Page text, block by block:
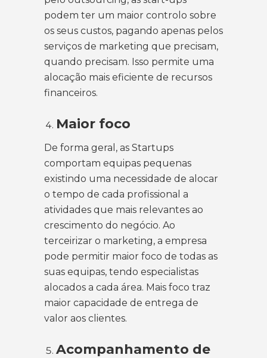
podem ter um maior controlo sobre
os seus custos, pagando apenas pelos
serviços de marketing que precisam,
quando precisam. Isso permite uma
alocação mais eficiente de recursos
financeiros.
Maior foco
De forma geral, as Startups
comportam equipas pequenas
existindo uma necessidade de alocar
o tempo de cada profissional a
atividades que mais relevantes ao
crescimento do negócio. Ao
terceirizar o marketing, a empresa
pode permitir maior foco de todas as
suas equipas, tendo especialistas
alocados a cada área. Mais foco traz
maior capacidade de entrega de
valor aos clientes.
Acompanhamento de